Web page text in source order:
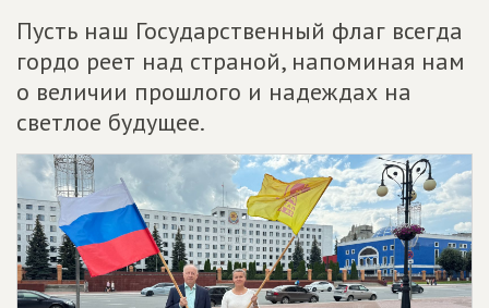
Пусть наш Государственный флаг всегда
гордо реет над страной, напоминая нам
о величии прошлого и надеждах на
светлое будущее.